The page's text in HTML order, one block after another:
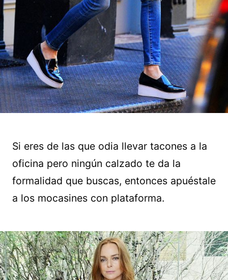
Si eres de las que odia llevar tacones a la
oficina pero ningún calzado te da la
formalidad que buscas, entonces apuéstale
a los mocasines con plataforma.